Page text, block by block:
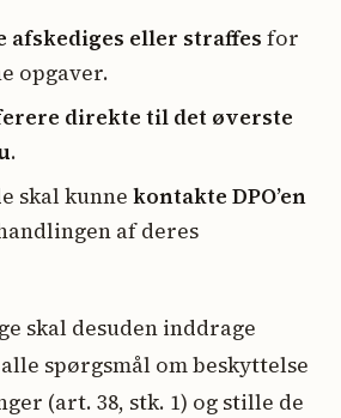
afskediges eller straffes for
opgaver.
direkte til det øverste
.
skal kunne kontakte DPO’en
af deres
skal desuden inddrage
spørgsmål om beskyttelse
(art. 38, stk. 1) og stille de